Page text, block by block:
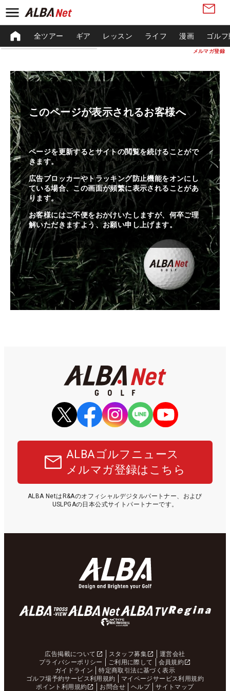
メルマガ登録
全ツアー ギア レッスン ライフ 漫画 ゴル
このページが表示されるお客様へ
ページを更新するとサイトの閲覧を続けることがで
きます。
広告ブロッカーやトラッキング防止機能をオンにし
ている場合、この画面が頻繁に表示されることがあ
ります。
お客様にはご不便をおかけいたしますが、何卒ご理
解いただきますよう、お願い申し上げます。
ALBAゴルフニュース
メルマガ登録はこちら
ALBA NetはR&Aのオフィシャルデジタルパートナー、および
USLPGAの日本公式サイトパートナーです。
広告掲載について スタッフ募集
運営会社
プライバシーポリシー
ご利用に際して
会員規約
ガイドライン
特定商取引法に基づく表示
ゴルフ場予約サービス利用規約
マイページサービス利用規約
ポイント利用規約
お問合せ ヘルプ サイトマップ